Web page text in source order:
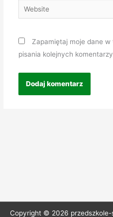
Website
Zapamiętaj moje dane
pisania kolejnych
Copyright © 2026 przedszkole-